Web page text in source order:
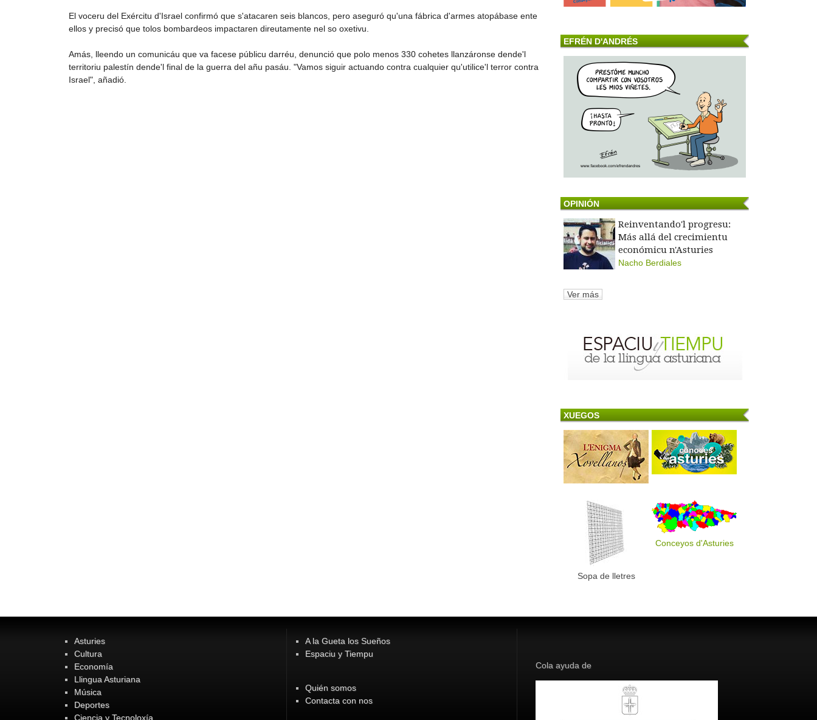
El voceru del Exércitu d'Israel confirmó que s'atacaren seis blancos, pero aseguró qu'una fábrica d'armes atopábase ente
ellos y precisó que tolos bombardeos impactaren direutamente nel so oxetivu.
Amás, lleendo un comunicáu que va facese públicu darréu, denunció que polo menos 330 cohetes llanzáronse dende'l
territoriu palestín dende'l final de la guerra del añu pasáu. "Vamos siguir actuando contra cualquier qu'utilice'l terror contra
Israel", añadió.
EFRÉN D'ANDRÉS
OPINIÓN
Reinventando'l progresu:
Más allá del crecimientu
económicu n'Asturies
Nacho Berdiales
Ver más
XUEGOS
Sopa de lletres
Conceyos d'Asturies
Asturies
Cultura
Economía
Llingua Asturiana
Música
Deportes
Ciencia y Tecnoloxía
A la Gueta los Sueños
Espaciu y Tiempu
Quién somos
Contacta con nos
Cola ayuda de